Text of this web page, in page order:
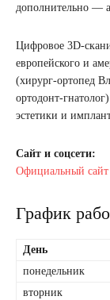
дополнительно —
Цифровое 3D-
европейского и
(хирург-ортопед
ортодонт-
эстетики и
Сайт и соцсети:
Официальный сайт
График
День
понедельник
вторник